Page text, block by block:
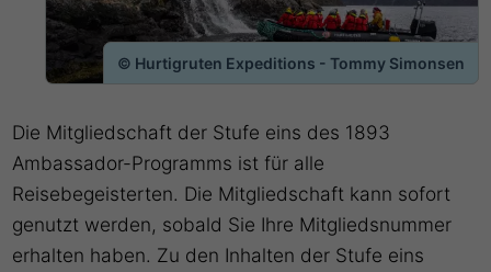
© Hurtigruten Expeditions - Tommy Simonsen
Die Mitgliedschaft der Stufe eins des 1893
Ambassador-Programms ist für alle
Reisebegeisterten. Die Mitgliedschaft kann sofort
genutzt werden, sobald Sie Ihre Mitgliedsnummer
erhalten haben. Zu den Inhalten der Stufe eins